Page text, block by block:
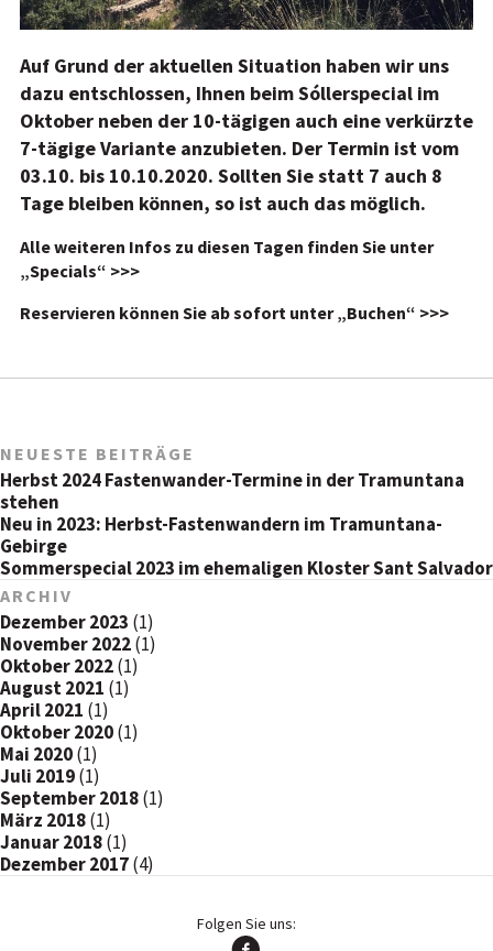
Auf Grund der aktuellen Situation haben wir uns
dazu entschlossen, Ihnen beim Sóllerspecial im
Oktober neben der 10-tägigen auch eine verkürzte
7-tägige Variante anzubieten. Der Termin ist vom
03.10. bis 10.10.2020. Sollten Sie statt 7 auch 8
Tage bleiben können, so ist auch das möglich.
Alle weiteren Infos zu diesen Tagen finden Sie unter
„Specials“ >>>
Reservieren können Sie ab sofort unter „Buchen“ >>>
NEUESTE BEITRÄGE
Herbst 2024 Fastenwander-Termine in der Tramuntana
stehen
Neu in 2023: Herbst-Fastenwandern im Tramuntana-
Gebirge
Sommerspecial 2023 im ehemaligen Kloster Sant Salvador
ARCHIV
Dezember 2023 (1)
November 2022(1)
Oktober 2022(1)
August 2021 (1)
April 2021 (1)
Oktober 2020(1)
Mai 2020(1)
Juli 2019(1)
September 2018(1)
März 2018(1)
Januar 2018(1)
Dezember 2017(4)
Folgen Sie uns: